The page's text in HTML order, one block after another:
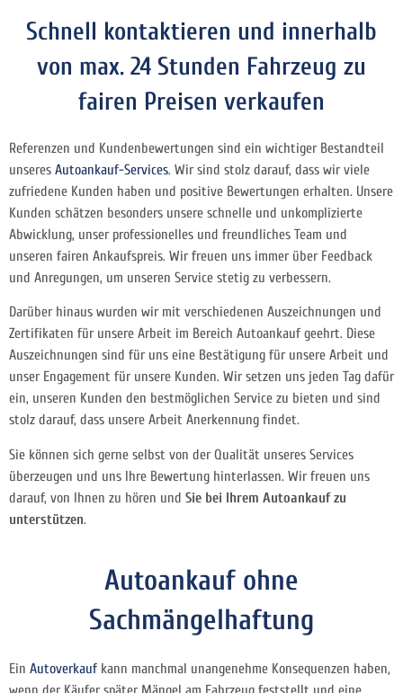
Schnell kontaktieren und innerhalb
von max. 24 Stunden Fahrzeug zu
fairen Preisen verkaufen
Referenzen und Kundenbewertungen sind ein wichtiger Bestandteil
unseres Autoankauf-Services. Wir sind stolz darauf, dass wir viele
zufriedene Kunden haben und positive Bewertungen erhalten. Unsere
Kunden schätzen besonders unsere schnelle und unkomplizierte
Abwicklung, unser professionelles und freundliches Team und
unseren fairen Ankaufspreis. Wir freuen uns immer über Feedback
und Anregungen, um unseren Service stetig zu verbessern.
Darüber hinaus wurden wir mit verschiedenen Auszeichnungen und
Zertifikaten für unsere Arbeit im Bereich Autoankauf geehrt. Diese
Auszeichnungen sind für uns eine Bestätigung für unsere Arbeit und
unser Engagement für unsere Kunden. Wir setzen uns jeden Tag dafür
ein, unseren Kunden den bestmöglichen Service zu bieten und sind
stolz darauf, dass unsere Arbeit Anerkennung findet.
Sie können sich gerne selbst von der Qualität unseres Services
überzeugen und uns Ihre Bewertung hinterlassen. Wir freuen uns
darauf, von Ihnen zu hören und Sie bei Ihrem Autoankauf zu
unterstützen.
Autoankauf ohne
Sachmängelhaftung
Ein Autoverkaufkann manchmal unangenehme Konsequenzen haben,